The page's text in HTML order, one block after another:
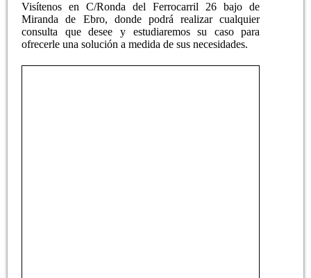
Visítenos en C/Ronda del Ferrocarril 26 bajo de
Miranda de Ebro, donde podrá realizar cualquier
consulta que desee y estudiaremos su caso para
ofrecerle una solución a medida de sus necesidades.